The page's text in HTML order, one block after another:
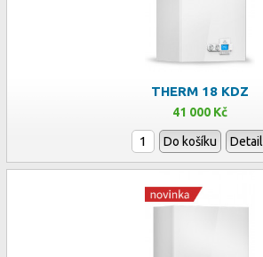
THERM 18 KDZ
41 000 Kč
Do košíku Detail